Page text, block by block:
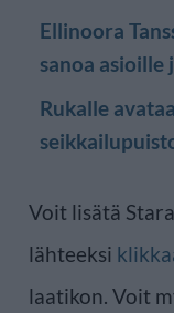
Ellinoora
sanoa asioille
Rukalle
Voit lisätä
lähteeksi
laatikon. Voit